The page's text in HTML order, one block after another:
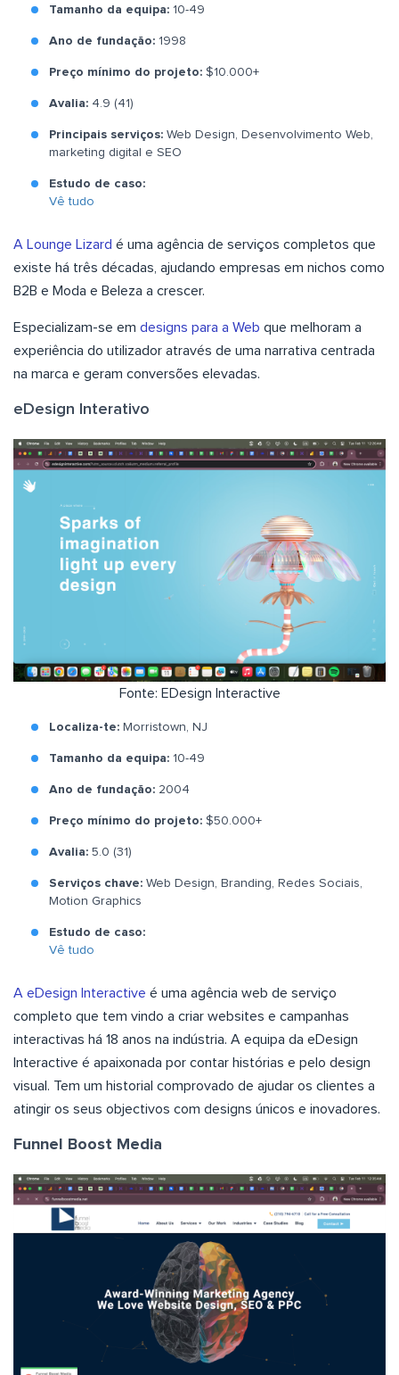
Tamanho da equipa: 10-49
Ano de fundação: 1998
Preço mínimo do projeto: $10.000+
Avalia: 4.9 (41)
Principais serviços: Web Design, Desenvolvimento Web,
marketing digital e SEO
Estudo de caso:
Vê tudo
A Lounge Lizard é uma agência de serviços completos que
existe há três décadas, ajudando empresas em nichos como
B2B e Moda e Beleza a crescer.
Especializam-se em designs para a Web que melhoram a
experiência do utilizador através de uma narrativa centrada
na marca e geram conversões elevadas.
eDesign Interativo
Fonte: EDesign Interactive
Localiza-te: Morristown, NJ
Tamanho da equipa: 10-49
Ano de fundação: 2004
Preço mínimo do projeto: $50.000+
Avalia: 5.0 (31)
Serviços chave: Web Design, Branding, Redes Sociais,
Motion Graphics
Estudo de caso:
Vê tudo
A eDesign Interactive é uma agência web de serviço
completo que tem vindo a criar websites e campanhas
interactivas há 18 anos na indústria. A equipa da eDesign
Interactive é apaixonada por contar histórias e pelo design
visual. Tem um historial comprovado de ajudar os clientes a
atingir os seus objectivos com designs únicos e inovadores.
Funnel Boost Media